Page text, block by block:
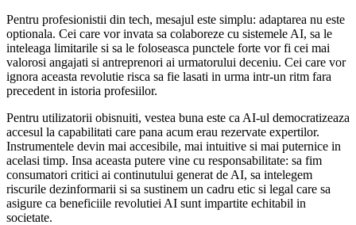
Pentru profesionistii din tech, mesajul este simplu: adaptarea nu este
optionala. Cei care vor invata sa colaboreze cu sistemele AI, sa le
inteleaga limitarile si sa le foloseasca punctele forte vor fi cei mai
valorosi angajati si antreprenori ai urmatorului deceniu. Cei care vor
ignora aceasta revolutie risca sa fie lasati in urma intr-un ritm fara
precedent in istoria profesiilor.
Pentru utilizatorii obisnuiti, vestea buna este ca AI-ul democratizeaza
accesul la capabilitati care pana acum erau rezervate expertilor.
Instrumentele devin mai accesibile, mai intuitive si mai puternice in
acelasi timp. Insa aceasta putere vine cu responsabilitate: sa fim
consumatori critici ai continutului generat de AI, sa intelegem
riscurile dezinformarii si sa sustinem un cadru etic si legal care sa
asigure ca beneficiile revolutiei AI sunt impartite echitabil in
societate.